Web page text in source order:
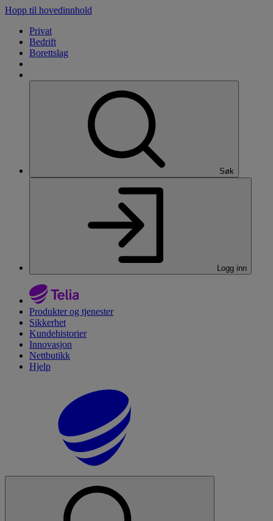
Hopp til hovedinnhold
Privat
Bedrift
Borettslag
Søk
Logg inn
Produkter og tjenester
Sikkerhet
Kundehistorier
Innovasjon
Nettbutikk
Hjelp